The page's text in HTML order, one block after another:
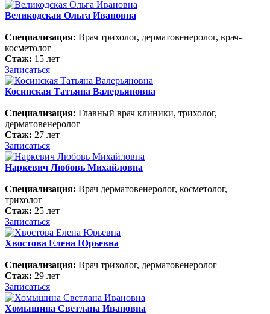
Великодская Ольга Ивановна
Специализация: Врач трихолог, дерматовенеролог, врач-
косметолог
Стаж: 15 лет
Записаться
Косинская Татьяна Валерьяновна
Специализация: Главный врач клиники, трихолог,
дерматовенеролог
Стаж: 27 лет
Записаться
Наркевич Любовь Михайловна
Специализация: Врач дерматовенеролог, косметолог,
трихолог
Стаж: 25 лет
Записаться
Хвостова Елена Юрьевна
Специализация: Врач трихолог, дерматовенеролог
Стаж: 29 лет
Записаться
Хомышина Светлана Ивановна